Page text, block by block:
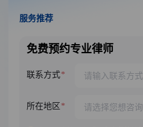
服务推荐
免费预约专业律师
联系方式
所在地区